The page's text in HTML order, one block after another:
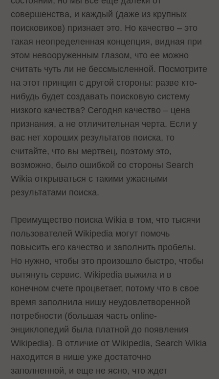
совершенства, и каждый (даже из крупных
поисковиков) признает это. Но качество – это
такая неопределенная концепция, видная при
этом невооруженным глазом, что ее можно
считать чуть ли не бессмысленной. Посмотрите
на этот принцип с другой стороны: разве кто-
нибудь будет создавать поисковую систему
низкого качества? Сегодня качество – цена
признания, а не отличительная черта. Если у
вас нет хороших результатов поиска, то
считайте, что вы мертвец, поэтому это,
возможно, было ошибкой со стороны Search
Wikia открываться с такими ужасными
результатами поиска.
Преимущество поиска Wikia в том, что тысячи
пользователей Wikipedia могут помочь
повысить его качество и заполнить пробелы.
Но нужно, чтобы это произошло быстро, чтобы
вытянуть сервис. Wikipedia выжила и в
конечном счете процветает, потому что в свое
время заполнила нишу неудовлетворенной
потребности (большая часть online-
энциклопедий была платной до появления
Wikipedia). В отличие от Wikipedia, Search Wikia
находится в нише уже достаточно
заполненной, и еще не ясно, что ждет